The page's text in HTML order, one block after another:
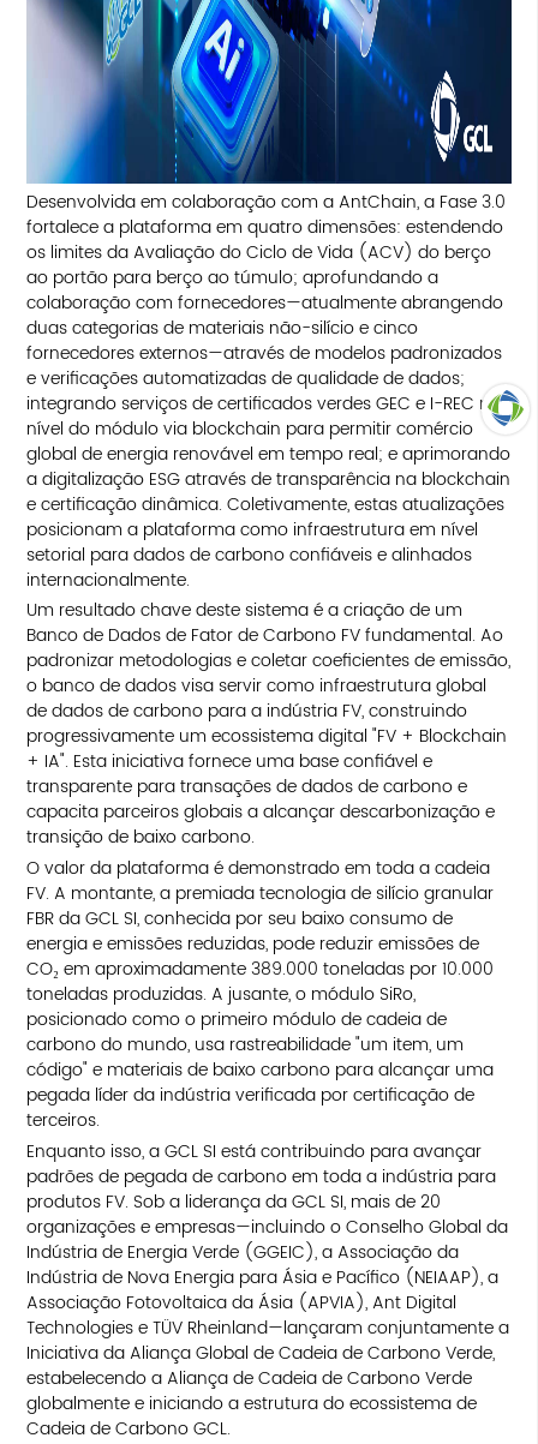
TOP
Desenvolvida em colaboração com a AntChain, a Fase 3.0
fortalece a plataforma em quatro dimensões: estendendo
os limites da Avaliação do Ciclo de Vida (ACV) do berço
ao portão para berço ao túmulo; aprofundando a
colaboração com fornecedores—atualmente abrangendo
duas categorias de materiais não-silício e cinco
fornecedores externos—através de modelos padronizados
e verificações automatizadas de qualidade de dados;
integrando serviços de certificados verdes GEC e I-REC no
nível do módulo via blockchain para permitir comércio
global de energia renovável em tempo real; e aprimorando
a digitalização ESG através de transparência na blockchain
e certificação dinâmica. Coletivamente, estas atualizações
posicionam a plataforma como infraestrutura em nível
setorial para dados de carbono confiáveis e alinhados
internacionalmente.
Um resultado chave deste sistema é a criação de um
Banco de Dados de Fator de Carbono FV fundamental. Ao
padronizar metodologias e coletar coeficientes de emissão,
o banco de dados visa servir como infraestrutura global
de dados de carbono para a indústria FV, construindo
progressivamente um ecossistema digital "FV + Blockchain
+ IA". Esta iniciativa fornece uma base confiável e
transparente para transações de dados de carbono e
capacita parceiros globais a alcançar descarbonização e
transição de baixo carbono.
O valor da plataforma é demonstrado em toda a cadeia
FV. A montante, a premiada tecnologia de silício granular
FBR da GCL SI, conhecida por seu baixo consumo de
energia e emissões reduzidas, pode reduzir emissões de
CO₂ em aproximadamente 389.000 toneladas por 10.000
toneladas produzidas. A jusante, o módulo SiRo,
posicionado como o primeiro módulo de cadeia de
carbono do mundo, usa rastreabilidade "um item, um
código" e materiais de baixo carbono para alcançar uma
pegada líder da indústria verificada por certificação de
terceiros.
Enquanto isso, a GCL SI está contribuindo para avançar
padrões de pegada de carbono em toda a indústria para
produtos FV. Sob a liderança da GCL SI, mais de 20
organizações e empresas—incluindo o Conselho Global da
Indústria de Energia Verde (GGEIC), a Associação da
Indústria de Nova Energia para Ásia e Pacífico (NEIAAP), a
Associação Fotovoltaica da Ásia (APVIA), Ant Digital
Technologies e TÜV Rheinland—lançaram conjuntamente a
Iniciativa da Aliança Global de Cadeia de Carbono Verde,
estabelecendo a Aliança de Cadeia de Carbono Verde
globalmente e iniciando a estrutura do ecossistema de
Cadeia de Carbono GCL.